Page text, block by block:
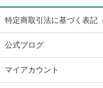
特定商取引法に基づく表記
公式ブログ
マイアカウント